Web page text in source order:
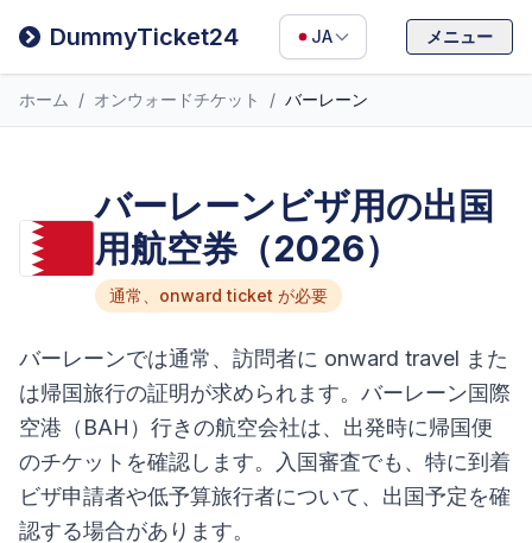
DummyTicket24 JA
Filipino
Deutsch
Español
メニュー
ホーム / オンウォードチケット / バーレーン
バーレーンビザ用の出国
用航空券（2026）
通常、onward ticket が必要
バーレーンでは通常、訪問者に onward travel また
は帰国旅行の証明が求められます。バーレーン国際
空港（BAH）行きの航空会社は、出発時に帰国便
のチケットを確認します。入国審査でも、特に到着
ビザ申請者や低予算旅行者について、出国予定を確
認する場合があります。